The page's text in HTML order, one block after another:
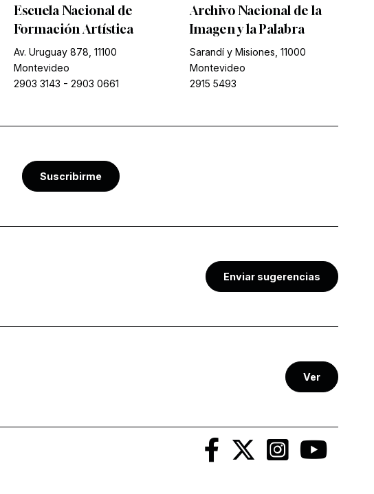
Escuela Nacional de
Formación Artística
Av. Uruguay 878, 11100
Montevideo
2903 3143 - 2903 0661
Archivo Nacional de la
Imagen y la Palabra
Sarandí y Misiones, 11000
Montevideo
2915 5493
Suscribirme
Enviar sugerencias
Ver